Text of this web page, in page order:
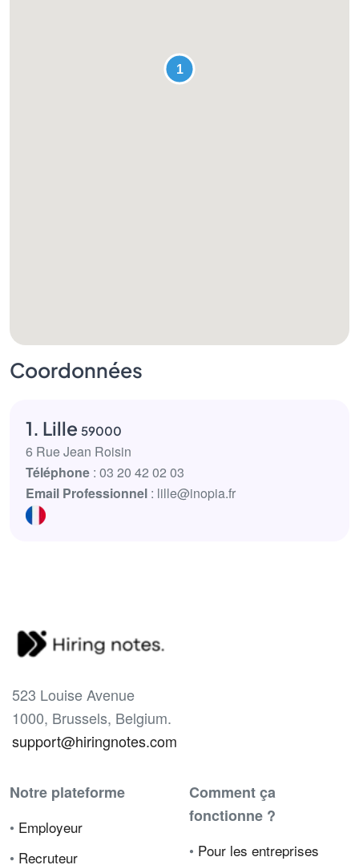
Coordonnées
1. Lille 59000
6 Rue Jean Roisin
Téléphone : 03 20 42 02 03
Email Professionnel : lille@inopia.fr
523 Louise Avenue
1000, Brussels, Belgium.
support@hiringnotes.com
Notre plateforme
• Employeur
• Recruteur
Comment ça
fonctionne ?
• Pour les entreprises